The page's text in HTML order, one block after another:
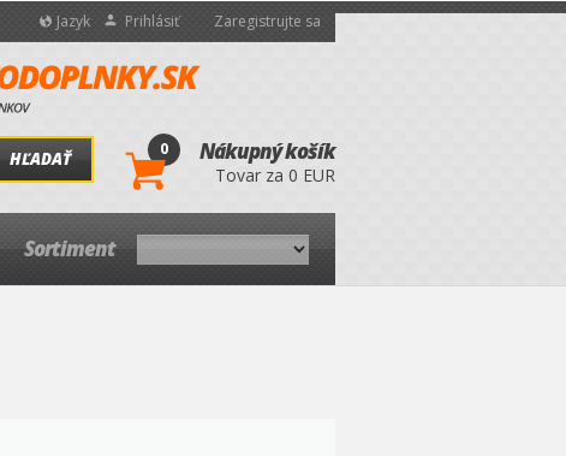
Jazyk Prihlásiť Zaregistrujte sa
HĽADAŤ 0 Nákupný košík
Tovar za 0 EUR
Sortiment